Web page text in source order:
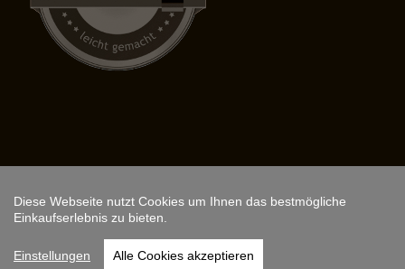
Copyright © 2026, ARS FANTASIO.
Instagram
Diese Webseite nutzt Cookies um Ihnen das bestmögliche
Einkaufserlebnis zu bieten.
Einstellungen Alle Cookies akzeptieren